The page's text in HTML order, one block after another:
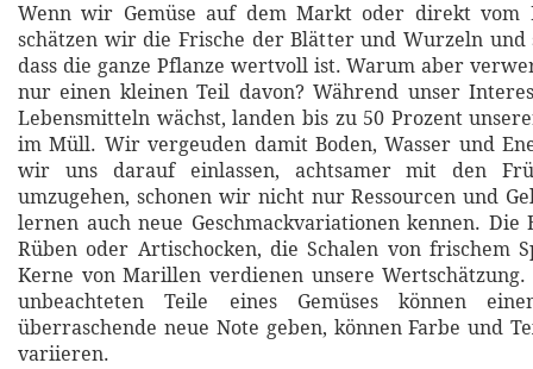
Wenn wir Gemüse auf dem Markt oder direkt vom
schätzen wir die Frische der Blätter und Wurzeln
dass die ganze Pflanze wertvoll ist. Warum aber
nur einen kleinen Teil davon? Während unser
Lebensmitteln wächst, landen bis zu 50 Prozent
im Müll. Wir vergeuden damit Boden, Wasser und
wir uns darauf einlassen, achtsamer mit den
umzugehen, schonen wir nicht nur Ressourcen und
lernen auch neue Geschmackvariationen kennen. Die
Rüben oder Artischocken, die Schalen von frischem
Kerne von Marillen verdienen unsere
unbeachteten Teile eines Gemüses können
überraschende neue Note geben, können Farbe und
variieren.